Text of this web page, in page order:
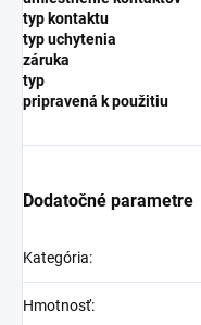
typ kontaktu
typ uchytenia
záruka
typ
pripravená k použitiu
Dodatočné parametre
Kategória:
Hmotnosť: